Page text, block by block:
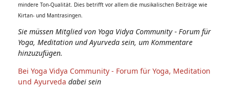
mindere Ton-Qualität. Dies betrifft vor allem die musikalischen Beiträge wie
Kirtan- und Mantrasingen.
Sie müssen Mitglied von Yoga Vidya Community - Forum für
Yoga, Meditation und Ayurveda sein, um Kommentare
hinzuzufügen.
Bei Yoga Vidya Community - Forum für Yoga, Meditation
und Ayurveda dabei sein